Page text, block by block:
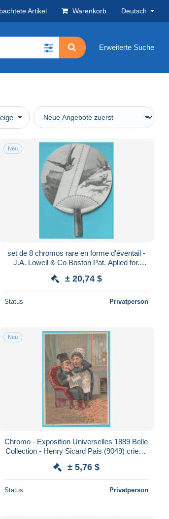
Artikel Warenkorb Deutsch
Erweiterte Suche
Neu
set de 8 chromos rare en forme d'éventail -
J.A. Lowell & Co Boston Pat. Aplied for.
± 20,74 $
Status Privatperson
Neu
Chromo - Exposition Universelles 1889 Belle
Collection - Henry Sicard Pais (9049) crier à
± 5,76 $
Status Privatperson